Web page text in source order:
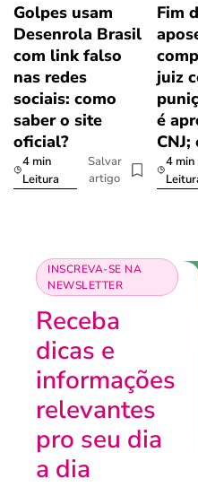
Golpes usam
Desenrola Brasil
com link falso
nas redes
sociais: como
saber o site
oficial?
4 min
Leitura
Salvar
artigo
Fim
juiz
é
4 min
INSCREVA-SE NA
NEWSLETTER
Receba
dicas e
informações
relevantes
pro seu dia
a dia